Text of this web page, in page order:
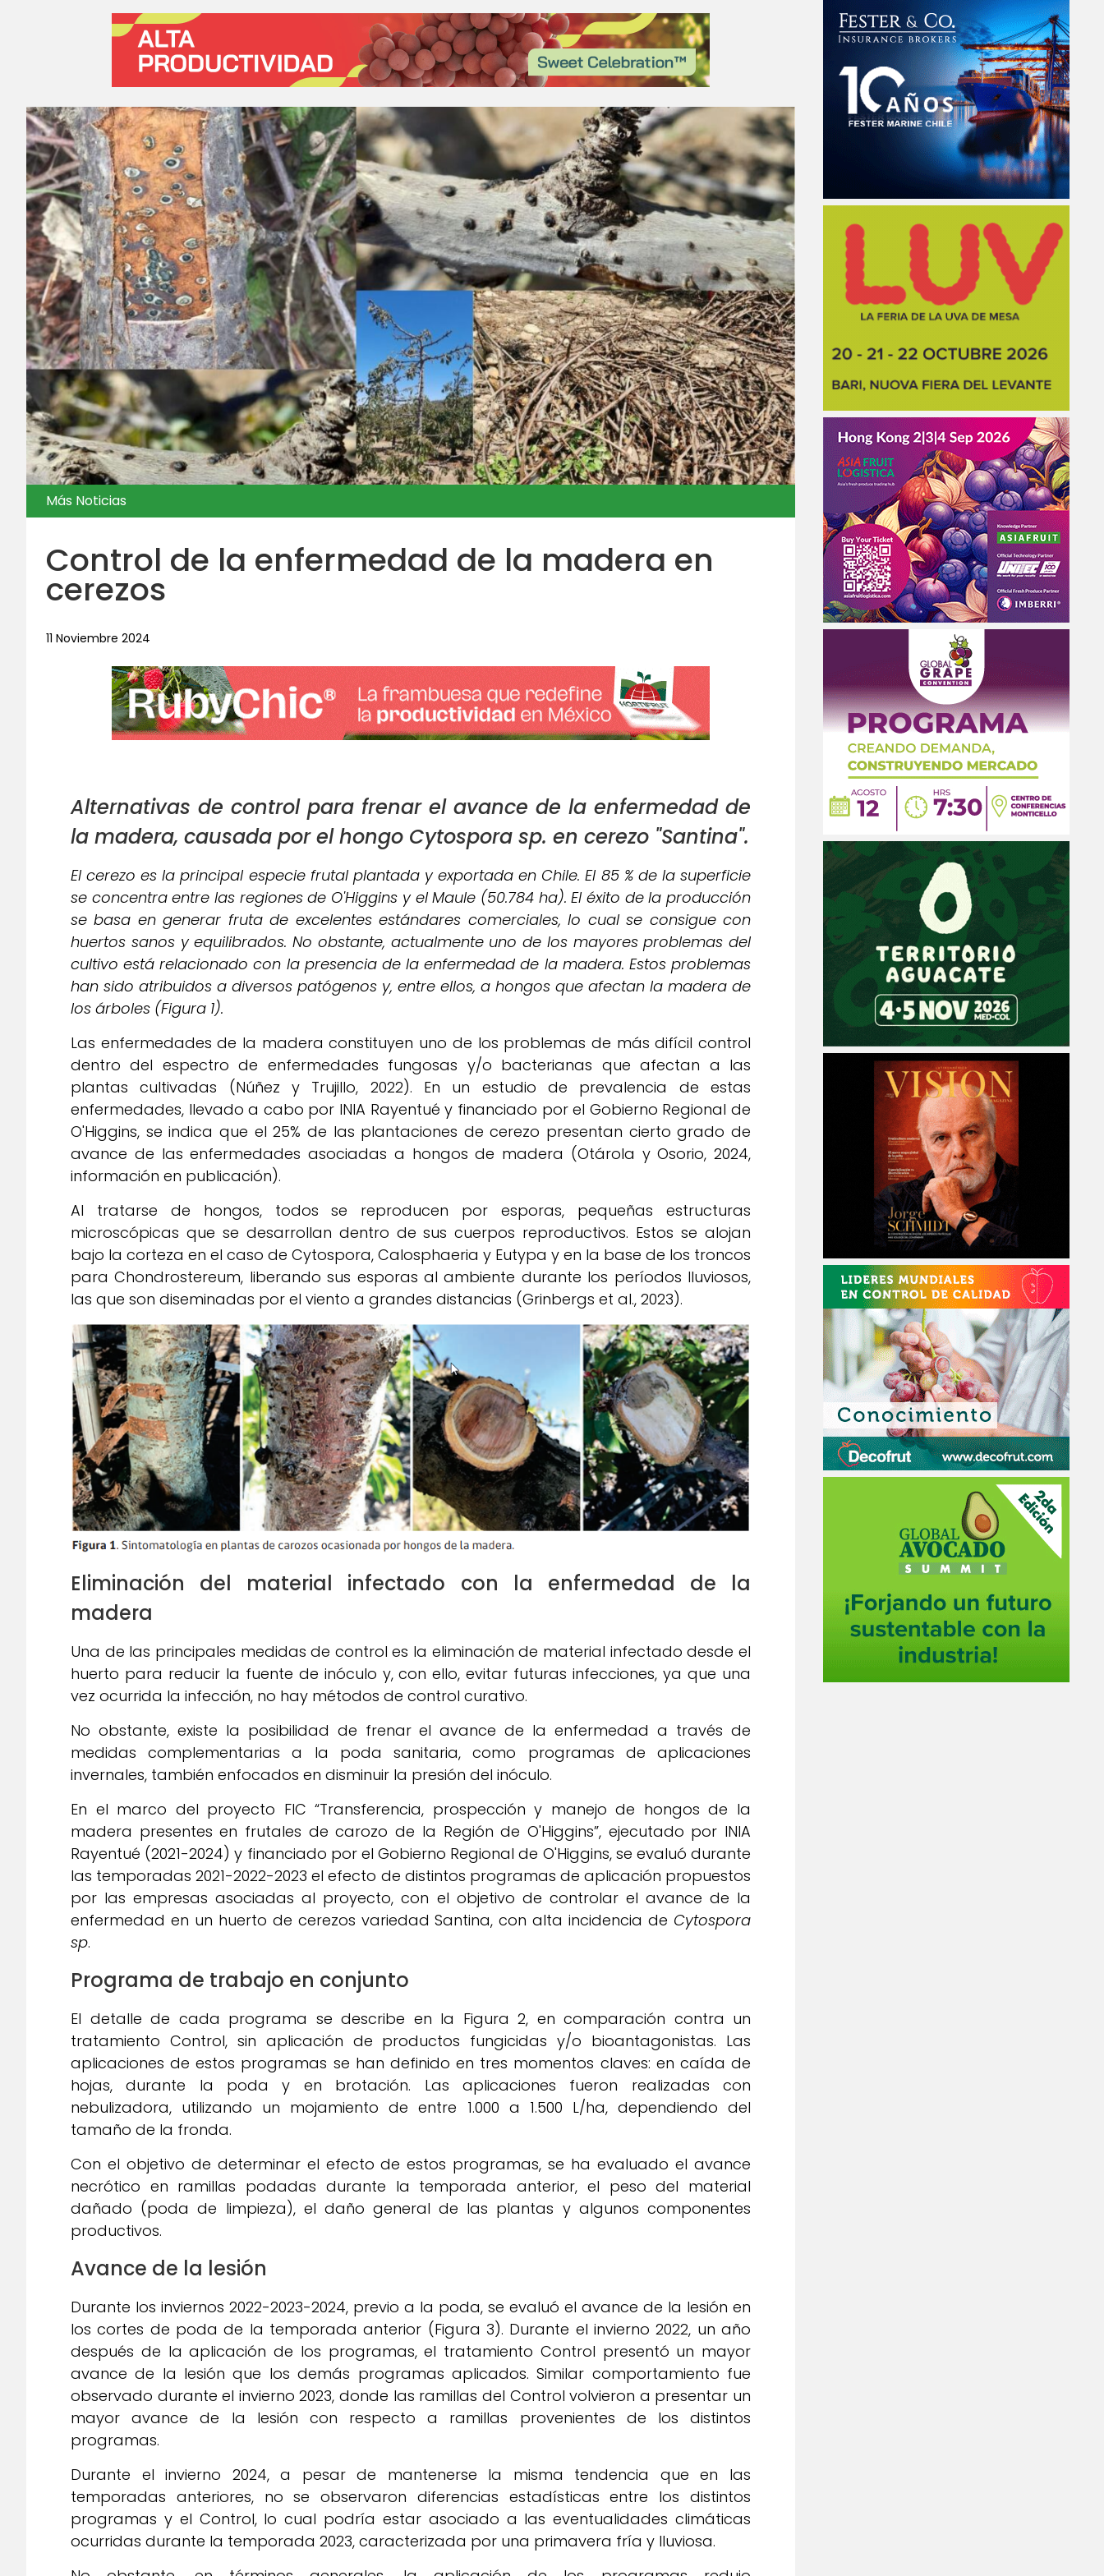
Más Noticias
Control de la enfermedad de la madera en
cerezos
11 Noviembre 2024
Alternativas de control para frenar el avance de la enfermedad de
la madera, causada por el hongo Cytospora sp. en cerezo "Santina".
El cerezo es la principal especie frutal plantada y exportada en Chile. El 85 % de la superficie
se concentra entre las regiones de O'Higgins y el Maule (50.784 ha). El éxito de la producción
se basa en generar fruta de excelentes estándares comerciales, lo cual se consigue con
huertos sanos y equilibrados. No obstante, actualmente uno de los mayores problemas del
cultivo está relacionado con la presencia de la enfermedad de la madera. Estos problemas
han sido atribuidos a diversos patógenos y, entre ellos, a hongos que afectan la madera de
los árboles (Figura 1).
Las enfermedades de la madera constituyen uno de los problemas de más difícil control
dentro del espectro de enfermedades fungosas y/o bacterianas que afectan a las
plantas cultivadas (Núñez y Trujillo, 2022). En un estudio de prevalencia de estas
enfermedades, llevado a cabo por INIA Rayentué y financiado por el Gobierno Regional de
O'Higgins, se indica que el 25% de las plantaciones de cerezo presentan cierto grado de
avance de las enfermedades asociadas a hongos de madera (Otárola y Osorio, 2024,
información en publicación).
Al tratarse de hongos, todos se reproducen por esporas, pequeñas estructuras
microscópicas que se desarrollan dentro de sus cuerpos reproductivos. Estos se alojan
bajo la corteza en el caso de Cytospora, Calosphaeria y Eutypa y en la base de los troncos
para Chondrostereum, liberando sus esporas al ambiente durante los períodos lluviosos,
las que son diseminadas por el viento a grandes distancias (Grinbergs et al., 2023).
Eliminación del material infectado con la enfermedad de la
madera
Una de las principales medidas de control es la eliminación de material infectado desde el
huerto para reducir la fuente de inóculo y, con ello, evitar futuras infecciones, ya que una
vez ocurrida la infección, no hay métodos de control curativo.
No obstante, existe la posibilidad de frenar el avance de la enfermedad a través de
medidas complementarias a la poda sanitaria, como programas de aplicaciones
invernales, también enfocados en disminuir la presión del inóculo.
En el marco del proyecto FIC “Transferencia, prospección y manejo de hongos de la
madera presentes en frutales de carozo de la Región de O'Higgins”, ejecutado por INIA
Rayentué (2021-2024) y financiado por el Gobierno Regional de O'Higgins, se evaluó durante
las temporadas 2021-2022-2023 el efecto de distintos programas de aplicación propuestos
por las empresas asociadas al proyecto, con el objetivo de controlar el avance de la
enfermedad en un huerto de cerezos variedad Santina, con alta incidencia de Cytospora
sp.
Programa de trabajo en conjunto
El detalle de cada programa se describe en la Figura 2, en comparación contra un
tratamiento Control, sin aplicación de productos fungicidas y/o bioantagonistas. Las
aplicaciones de estos programas se han definido en tres momentos claves: en caída de
hojas, durante la poda y en brotación. Las aplicaciones fueron realizadas con
nebulizadora, utilizando un mojamiento de entre 1.000 a 1.500 L/ha, dependiendo del
tamaño de la fronda.
Con el objetivo de determinar el efecto de estos programas, se ha evaluado el avance
necrótico en ramillas podadas durante la temporada anterior, el peso del material
dañado (poda de limpieza), el daño general de las plantas y algunos componentes
productivos.
Avance de la lesión
Durante los inviernos 2022-2023-2024, previo a la poda, se evaluó el avance de la lesión en
los cortes de poda de la temporada anterior (Figura 3). Durante el invierno 2022, un año
después de la aplicación de los programas, el tratamiento Control presentó un mayor
avance de la lesión que los demás programas aplicados. Similar comportamiento fue
observado durante el invierno 2023, donde las ramillas del Control volvieron a presentar un
mayor avance de la lesión con respecto a ramillas provenientes de los distintos
programas.
Durante el invierno 2024, a pesar de mantenerse la misma tendencia que en las
temporadas anteriores, no se observaron diferencias estadísticas entre los distintos
programas y el Control, lo cual podría estar asociado a las eventualidades climáticas
ocurridas durante la temporada 2023, caracterizada por una primavera fría y lluviosa.